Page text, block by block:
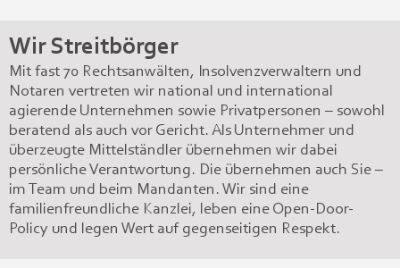
Wir Streitbörger
Mit fast 70 Rechtsanwälten, Insolvenzverwaltern und
Notaren vertreten wir national und international
agierende Unternehmen sowie Privatpersonen – sowohl
beratend als auch vor Gericht. Als Unternehmer und
überzeugte Mittelständler übernehmen wir dabei
persönliche Verantwortung. Die übernehmen auch Sie –
im Team und beim Mandanten. Wir sind eine
familienfreundliche Kanzlei, leben eine Open-Door-
Policy und legen Wert auf gegenseitigen Respekt.